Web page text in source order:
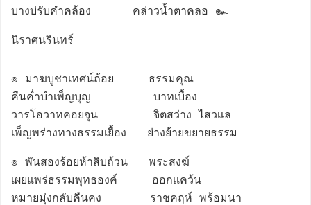
บางบ่รับคำคล้อง      คล่าวน้ำตาคลอ ๛
นิราศนรินทร์
๏ มาฆบูชาเทศน์ถ้อย     ธรรมคุณ
คืนค่ำบำเพ็ญบุญ         บาทเบื้อง
วารโอวาทคอยจุน        จิตสว่าง ไสวเเล
เพ็ญพร่างทางธรรมเยื้อง   ย่างย้ายขยายธรรม
๏ พันสองร้อยห้าสิบถ้วน   พระสงฆ์
เผยแพร่ธรรมพุทธองค์     ออกเเคว้น
หมายมุ่งกลับคืนคง       ราชคฤห์ พร้อมนา